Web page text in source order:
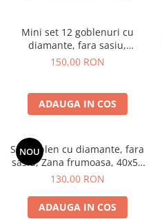
Mini set 12 goblenuri cu
diamante, fara sasiu,
Mandale 2, 18x15 cm
150,00 RON
ADAUGA IN COS
NOU
Set goblen cu diamante, fara
sasiu, Zana frumoasa, 40x50
cm
130,00 RON
ADAUGA IN COS